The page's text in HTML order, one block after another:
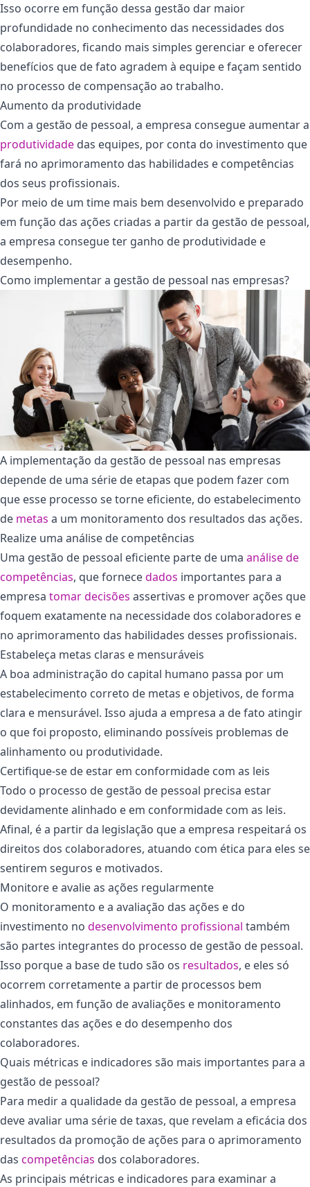
Isso ocorre em função dessa gestão dar maior
profundidade no conhecimento das necessidades dos
colaboradores, ficando mais simples gerenciar e oferecer
benefícios que de fato agradem à equipe e façam sentido
no processo de compensação ao trabalho.
Aumento da produtividade
Com a gestão de pessoal, a empresa consegue aumentar a
produtividade das equipes, por conta do investimento que
fará no aprimoramento das habilidades e competências
dos seus profissionais.
Por meio de um time mais bem desenvolvido e preparado
em função das ações criadas a partir da gestão de pessoal,
a empresa consegue ter ganho de produtividade e
desempenho.
Como implementar a gestão de pessoal nas empresas?
A implementação da gestão de pessoal nas empresas
depende de uma série de etapas que podem fazer com
que esse processo se torne eficiente, do estabelecimento
de metas a um monitoramento dos resultados das ações.
Realize uma análise de competências
Uma gestão de pessoal eficiente parte de uma análise de
competências, que fornecedados importantes para a
empresa tomar decisões assertivas e promover ações que
foquem exatamente na necessidade dos colaboradores e
no aprimoramento das habilidades desses profissionais.
Estabeleça metas claras e mensuráveis
A boa administração do capital humano passa por um
estabelecimento correto de metas e objetivos, de forma
clara e mensurável. Isso ajuda a empresa a de fato atingir
o que foi proposto, eliminando possíveis problemas de
alinhamento ou produtividade.
Certifique-se de estar em conformidade com as leis
Todo o processo de gestão de pessoal precisa estar
devidamente alinhado e em conformidade com as leis.
Afinal, é a partir da legislação que a empresa respeitará os
direitos dos colaboradores, atuando com ética para eles se
sentirem seguros e motivados.
Monitore e avalie as ações regularmente
O monitoramento e a avaliação das ações e do
investimento no desenvolvimento profissional também
são partes integrantes do processo de gestão de pessoal.
Isso porque a base de tudo são os resultados, e eles só
ocorrem corretamente a partir de processos bem
alinhados, em função de avaliações e monitoramento
constantes das ações e do desempenho dos
colaboradores.
Quais métricas e indicadores são mais importantes para a
gestão de pessoal?
Para medir a qualidade da gestão de pessoal, a empresa
deve avaliar uma série de taxas, que revelam a eficácia dos
resultados da promoção de ações para o aprimoramento
das competências dos colaboradores.
As principais métricas e indicadores para examinar a